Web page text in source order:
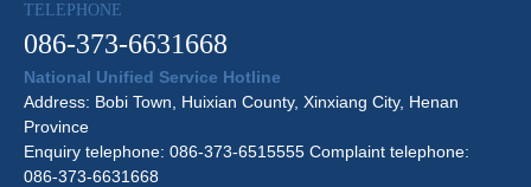
TELEPHONE
086-373-6631668
National Unified Service Hotline
Address: Bobi Town, Huixian County, Xinxiang City, Henan
Province
Enquiry telephone: 086-373-6515555 Complaint telephone:
086-373-6631668